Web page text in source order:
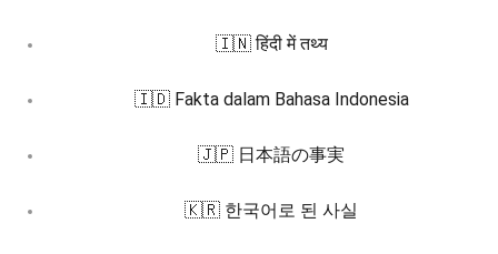
🇮🇳 हिंदी में तथ्य
🇮🇩 Fakta dalam Bahasa Indonesia
🇯🇵 日本語の事実
🇰🇷 한국어로 된 사실